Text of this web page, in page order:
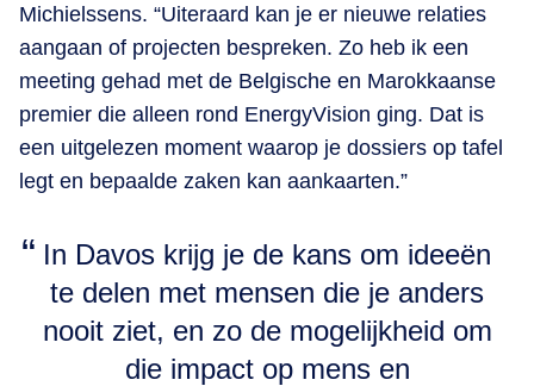
Michielssens. “Uiteraard kan je er nieuwe relaties
aangaan of projecten bespreken. Zo heb ik een
meeting gehad met de Belgische en Marokkaanse
premier die alleen rond EnergyVision ging. Dat is
een uitgelezen moment waarop je dossiers op tafel
legt en bepaalde zaken kan aankaarten.”
In Davos krijg je de kans om ideeën
te delen met mensen die je anders
nooit ziet, en zo de mogelijkheid om
die impact op mens en